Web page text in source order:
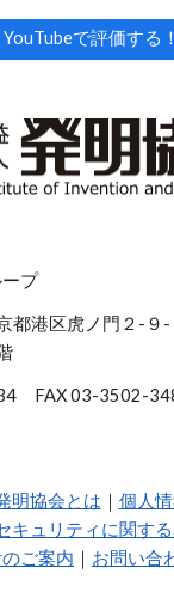
YouTubeで評価する！
プ
港区虎ノ門２-９
FAX 03-3502-
明協会とは ｜ 個人
キュリティに関す
ご案内 ｜ お問い合